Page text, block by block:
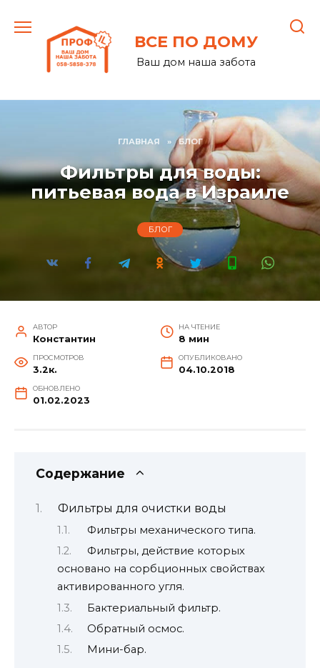
содержанию
ВСЕ ПО ДОМУ
Ваш дом наша забота
ГЛАВНАЯ » БЛОГ
Фильтры для воды:
питьевая вода в Израиле
БЛОГ
АВТОР
Константин
НА ЧТЕНИЕ
8 мин
ПРОСМОТРОВ
3.2к.
ОПУБЛИКОВАНО
04.10.2018
ОБНОВЛЕНО
01.02.2023
Содержание
Фильтры для очистки воды
Фильтры механического типа.
Фильтры, действие которых
основано на сорбционных свойствах
активированного угля.
Бактериальный фильтр.
Обратный осмос.
Мини-бар.